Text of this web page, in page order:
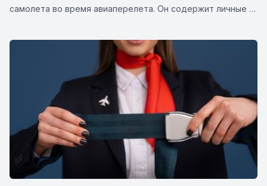
самолета во время авиаперелета. Он содержит личные и
необходимости. Размеры и вес ручной клади могут
различаться в зависимости от авиакомпании.